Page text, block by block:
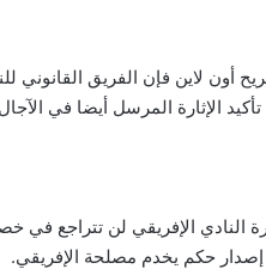
لاين فإن الفريق القانوني
الإثارة المرسل أيضا في
النادي الإفريقي لن تتراجع
حكم يخدم مصلحة الإفريقي.